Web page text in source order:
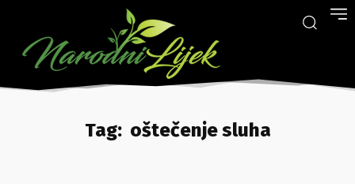
Tag: oštečenje sluha